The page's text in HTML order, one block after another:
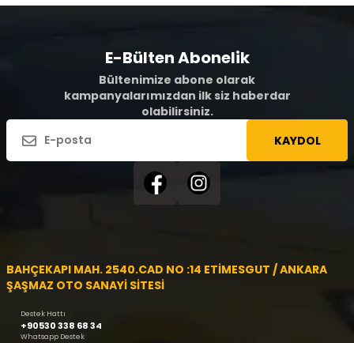
E-Bülten Abonelik
Bültenimize abone olarak
kampanyalarımızdan ilk siz haberdar
olabilirsiniz.
KAYDOL
BAHÇEKAPI MAH. 2540.CAD NO :14 ETİMESGUT / ANKARA
ŞAŞMAZ OTO SANAYİ SİTESİ
Destek Hattı
+90530 338 68 34
Whatsapp Destek